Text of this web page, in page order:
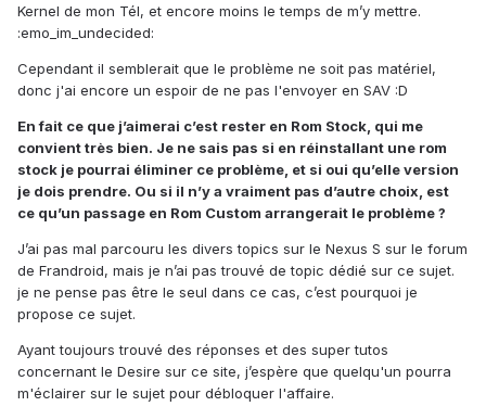
Kernel de mon Tél, et encore moins le temps de m’y mettre.
:emo_im_undecided:
Cependant il semblerait que le problème ne soit pas matériel,
donc j'ai encore un espoir de ne pas l'envoyer en SAV :D
En fait ce que j’aimerai c’est rester en Rom Stock, qui me
convient très bien. Je ne sais pas si en réinstallant une rom
stock je pourrai éliminer ce problème, et si oui qu’elle version
je dois prendre. Ou si il n’y a vraiment pas d’autre choix, est
ce qu’un passage en Rom Custom arrangerait le problème ?
J’ai pas mal parcouru les divers topics sur le Nexus S sur le forum
de Frandroid, mais je n’ai pas trouvé de topic dédié sur ce sujet.
je ne pense pas être le seul dans ce cas, c’est pourquoi je
propose ce sujet.
Ayant toujours trouvé des réponses et des super tutos
concernant le Desire sur ce site, j’espère que quelqu'un pourra
m'éclairer sur le sujet pour débloquer l'affaire.